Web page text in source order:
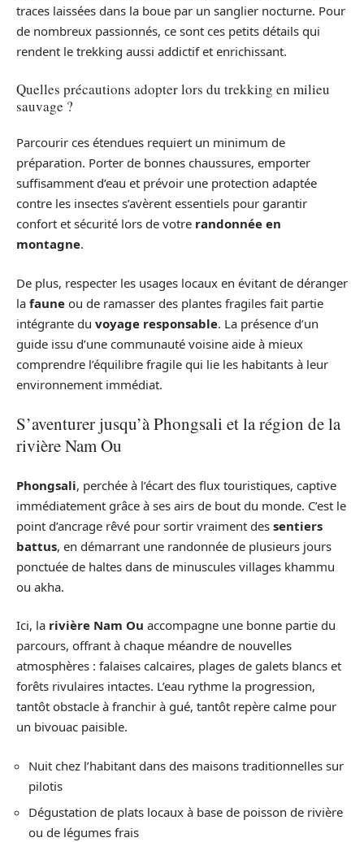
traces laissées dans la boue par un sanglier nocturne. Pour
de nombreux passionnés, ce sont ces petits détails qui
rendent le trekking aussi addictif et enrichissant.
Quelles précautions adopter lors du trekking en milieu
sauvage ?
Parcourir ces étendues requiert un minimum de
préparation. Porter de bonnes chaussures, emporter
suffisamment d’eau et prévoir une protection adaptée
contre les insectes s’avèrent essentiels pour garantir
confort et sécurité lors de votre randonnée en
montagne.
De plus, respecter les usages locaux en évitant de déranger
la faune ou de ramasser des plantes fragiles fait partie
intégrante du voyage responsable. La présence d’un
guide issu d’une communauté voisine aide à mieux
comprendre l’équilibre fragile qui lie les habitants à leur
environnement immédiat.
S’aventurer jusqu’à Phongsali et la région de la
rivière Nam Ou
Phongsali, perchée à l’écart des flux touristiques, captive
immédiatement grâce à ses airs de bout du monde. C’est le
point d’ancrage rêvé pour sortir vraiment des sentiers
battus, en démarrant une randonnée de plusieurs jours
ponctuée de haltes dans de minuscules villages khammu
ou akha.
Ici, la rivière Nam Ou accompagne une bonne partie du
parcours, offrant à chaque méandre de nouvelles
atmosphères : falaises calcaires, plages de galets blancs et
forêts rivulaires intactes. L’eau rythme la progression,
tantôt obstacle à franchir à gué, tantôt repère calme pour
un bivouac paisible.
Nuit chez l’habitant dans des maisons traditionnelles sur
pilotis
Dégustation de plats locaux à base de poisson de rivière
ou de légumes frais